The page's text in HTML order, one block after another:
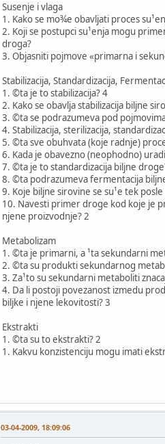
Susenje i vlaga
1. Kako se mo¾e obavljati proces
2. Koji se postupci su¹enja mogu
droga?
3. Objasniti pojmove «primarna i
Stabilizacija, Standardizacija,
1. ©ta je to stabilizacija? 4
2. Kako se obavlja stabilizacija biljne
3. ©ta se podrazumeva pod
4. Stabilizacija, sterilizacija,
5. ©ta sve obuhvata (koje radnje)
6. Kada je obavezno (neophodno)
7. ©ta je to standardizacija biljne
8. ©ta podrazumeva fermentacija
9. Koje biljne sirovine se su¹e tek
10. Navesti primer droge kod koje je
njene proizvodnje? 2
Metabolizam
1. ©ta je primarni, a ¹ta sekundarni
2. ©ta su produkti sekundarnog
3. Za¹to su sekundarni metaboliti
4. Da li postoji povezanost izmedu
biljke i njene lekovitosti? 3
Ekstrakti
1. ©ta su to ekstrakti? 2
1. Kakvu konzistenciju mogu imati
03-04-2009, 18:09:06